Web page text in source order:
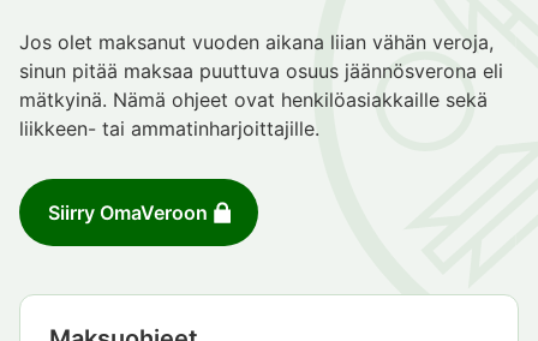
Jos olet maksanut vuoden aikana liian vähän veroja,
sinun pitää maksaa puuttuva osuus jäännösverona eli
mätkyinä. Nämä ohjeet ovat henkilöasiakkaille sekä
liikkeen- tai ammatinharjoittajille.
Siirry OmaVeroon